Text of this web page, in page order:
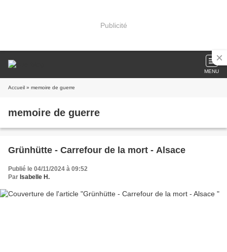
Publicité
MENU
Accueil » memoire de guerre
memoire de guerre
Grünhütte - Carrefour de la mort - Alsace
Publié le 04/11/2024 à 09:52
Par Isabelle H.